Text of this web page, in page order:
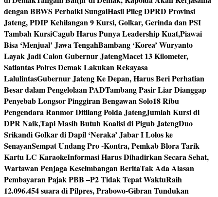
dengan BBWS Perbaiki SungaiHasil Pileg DPRD Provinsi
Jateng, PDIP Kehilangan 9 Kursi, Golkar, Gerinda dan PSI
Tambah KursiCagub Harus Punya Leadership Kuat,Piawai
Bisa ‘Menjual’ Jawa TengahBambang ‘Korea’ Wuryanto
Layak Jadi Calon Gubernur JatengMacet 13 Kilometer,
Satlantas Polres Demak Lakukan Rekayasa
LalulintasGubernur Jateng Ke Depan, Harus Beri Perhatian
Besar dalam Pengelolaan PADTambang Pasir Liar Dianggap
Penyebab Longsor Pinggiran Bengawan Solo18 Ribu
Pengendara Ranmor Ditilang Polda JatengJumlah Kursi di
DPR Naik,Tapi Masih Butuh Koalisi di Pigub JatengDuo
Srikandi Golkar di Dapil ‘Neraka’ Jabar I Lolos ke
SenayanSempat Undang Pro -Kontra, Pemkab Blora Tarik
Kartu LC KaraokeInformasi Harus Dihadirkan Secara Sehat,
Wartawan Penjaga Keseimbangan BeritaTak Ada Alasan
Pembayaran Pajak PBB –P2 Tidak Tepat WaktuRaih
12.096.454 suara di Pilpres, Prabowo-Gibran Tundukan